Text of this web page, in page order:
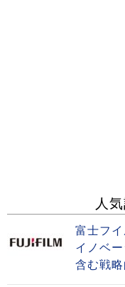
人
富士フ
イノベ
含む戦